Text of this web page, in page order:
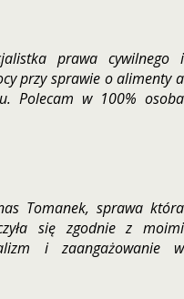
prawa cywilnego i
przy sprawie o alimenty a
Polecam w 100% osoba
Tomanek, sprawa która
się zgodnie z moimi
i zaangażowanie w